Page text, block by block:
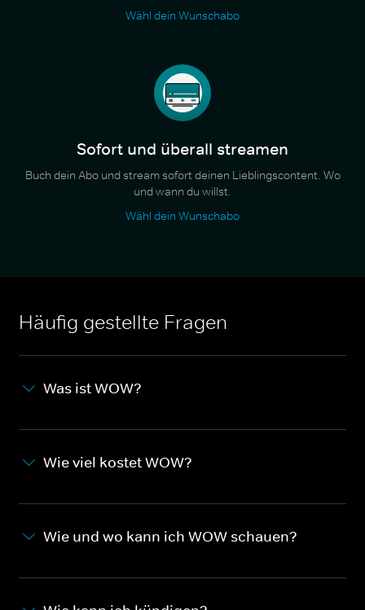
Wähl dein Wunschabo
Sofort und überall streamen
Buch dein Abo und stream sofort deinen Lieblingscontent. Wo
und wann du willst.
Wähl dein Wunschabo
Häufig gestellte Fragen
Was ist WOW?
Wie viel kostet WOW?
Wie und wo kann ich WOW schauen?